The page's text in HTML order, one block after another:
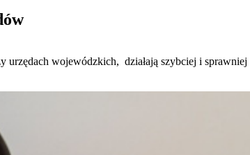
urzędach wojewódzkich, działają szybciej i sprawniej